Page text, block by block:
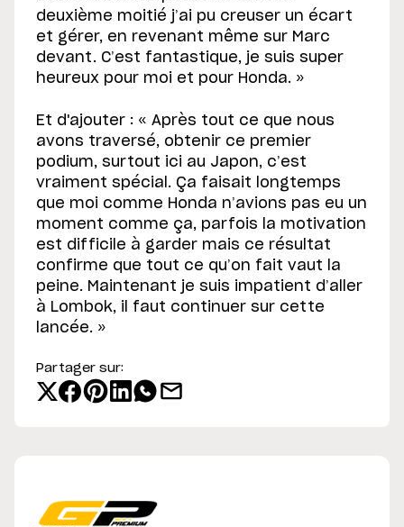
deuxième moitié j’ai pu creuser un écart
et gérer, en revenant même sur Marc
devant. C’est fantastique, je suis super
heureux pour moi et pour Honda. »
Et d'ajouter : « Après tout ce que nous
avons traversé, obtenir ce premier
podium, surtout ici au Japon, c’est
vraiment spécial. Ça faisait longtemps
que moi comme Honda n’avions pas eu un
moment comme ça, parfois la motivation
est difficile à garder mais ce résultat
confirme que tout ce qu’on fait vaut la
peine. Maintenant je suis impatient d’aller
à Lombok, il faut continuer sur cette
lancée. »
Partager sur: